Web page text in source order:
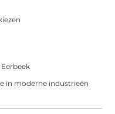
in moderne industrieën